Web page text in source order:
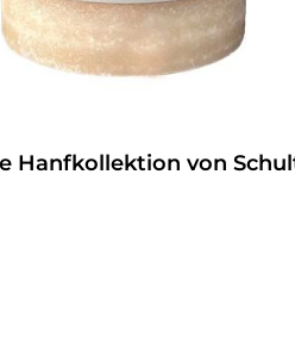
Hanfkollektion von